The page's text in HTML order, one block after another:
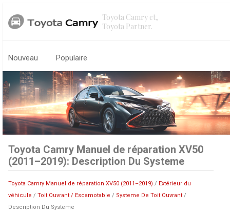
Toyota Camry et,
Toyota Partner.
Nouveau Populaire
Toyota Camry Manuel de réparation XV50
(2011–2019): Description Du Systeme
Toyota Camry Manuel de réparation XV50 (2011–2019) / Extérieur du
véhicule /Toit Ouvrant / Escamotable / Systeme De Toit Ouvrant /
Description Du Systeme